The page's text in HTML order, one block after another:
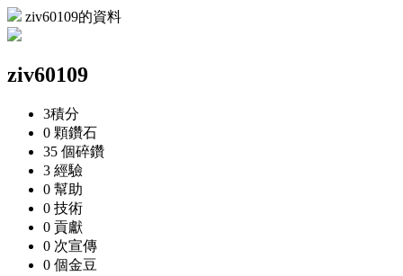
ziv60109的資料
ziv60109
3積分
0 顆鑽石
35 個碎鑽
3 經驗
0 幫助
0 技術
0 貢獻
0 次宣傳
0 個金豆